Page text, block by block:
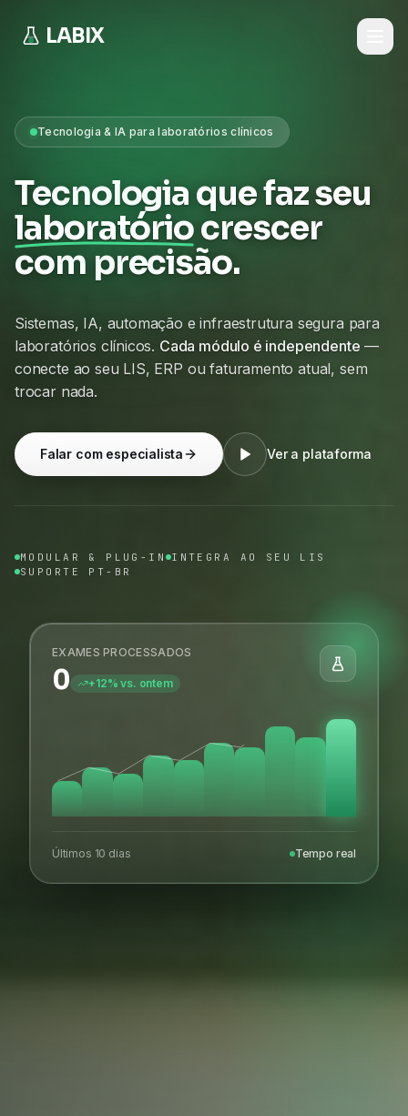
LABIX
Tecnologia & IA para laboratórios clínicos
Tecnologia que faz seu
laboratóriocrescer
com precisão.
Sistemas, IA, automação e infraestrutura segura para
laboratórios clínicos. Cada módulo é independente —
conecte ao seu LIS, ERP ou faturamento atual, sem
trocar nada.
Falar com especialista Ver a plataforma
MODULAR & PLUG-IN INTEGRA AO SEU LIS
SUPORTE PT-BR
EXAMES PROCESSADOS
0 +12% vs. ontem
Últimos 10 dias Tempo real